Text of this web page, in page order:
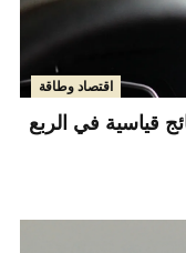
اقتصاد وطاقة
قياسية في الربع